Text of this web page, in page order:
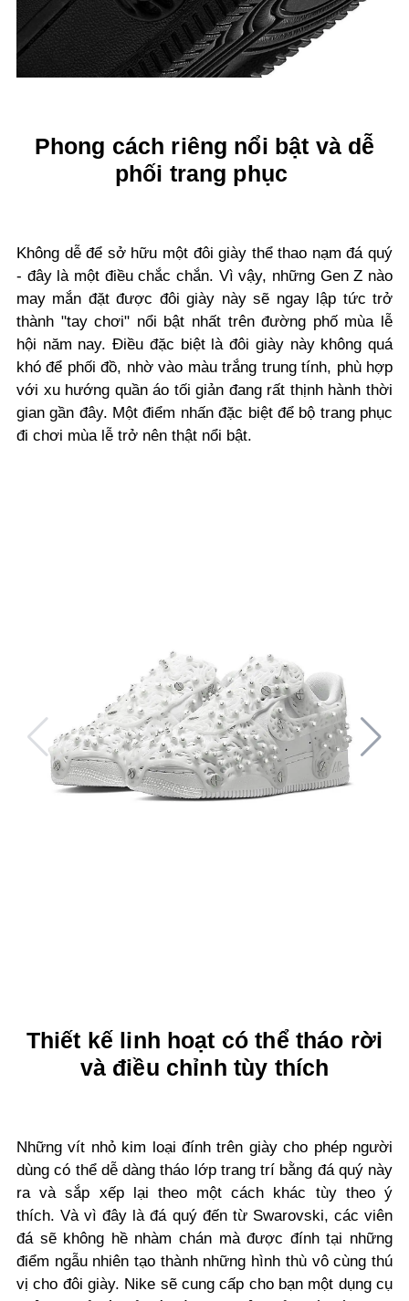
Phong cách riêng nổi bật và dễ
phối trang phục
Không dễ để sở hữu một đôi giày thể thao nạm đá quý
- đây là một điều chắc chắn. Vì vậy, những Gen Z nào
may mắn đặt được đôi giày này sẽ ngay lập tức trở
thành "tay chơi" nổi bật nhất trên đường phố mùa lễ
hội năm nay. Điều đặc biệt là đôi giày này không quá
khó để phối đồ, nhờ vào màu trắng trung tính, phù hợp
với xu hướng quần áo tối giản đang rất thịnh hành thời
gian gần đây. Một điểm nhấn đặc biệt để bộ trang phục
đi chơi mùa lễ trở nên thật nổi bật.
Thiết kế linh hoạt có thể tháo rời
và điều chỉnh tùy thích
Những vít nhỏ kim loại đính trên giày cho phép người
dùng có thể dễ dàng tháo lớp trang trí bằng đá quý này
ra và sắp xếp lại theo một cách khác tùy theo ý
thích.Và vì đây là đá quý đến từ Swarovski, các viên
đá sẽ không hề nhàm chán mà được đính tại những
điểm ngẫu nhiên tạo thành những hình thù vô cùng thú
vị cho đôi giày. Nike sẽ cung cấp cho bạn một dụng cụ